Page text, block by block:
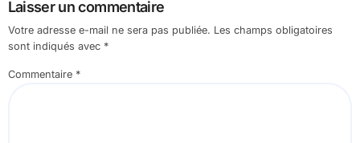
Laisser un commentaire
Votre adresse e-mail ne sera pas publiée. Les champs obligatoires
sont indiqués avec *
Commentaire *